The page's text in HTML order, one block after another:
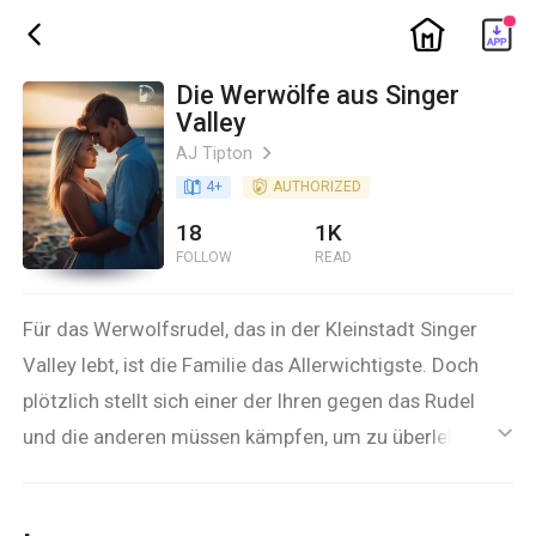
ic_back ic_home
Die Werwölfe aus Singer
Valley
AJ Tipton ic_arrow_right
book_age 4+ detail_authorized AUTHORIZED
18
FOLLOW
1K
READ
Für das Werwolfsrudel, das in der Kleinstadt Singer
Valley lebt, ist die Familie das Allerwichtigste. Doch
plötzlich stellt sich einer der Ihren gegen das Rudel
und die anderen müssen kämpfen, um zu überleben.
ic_default